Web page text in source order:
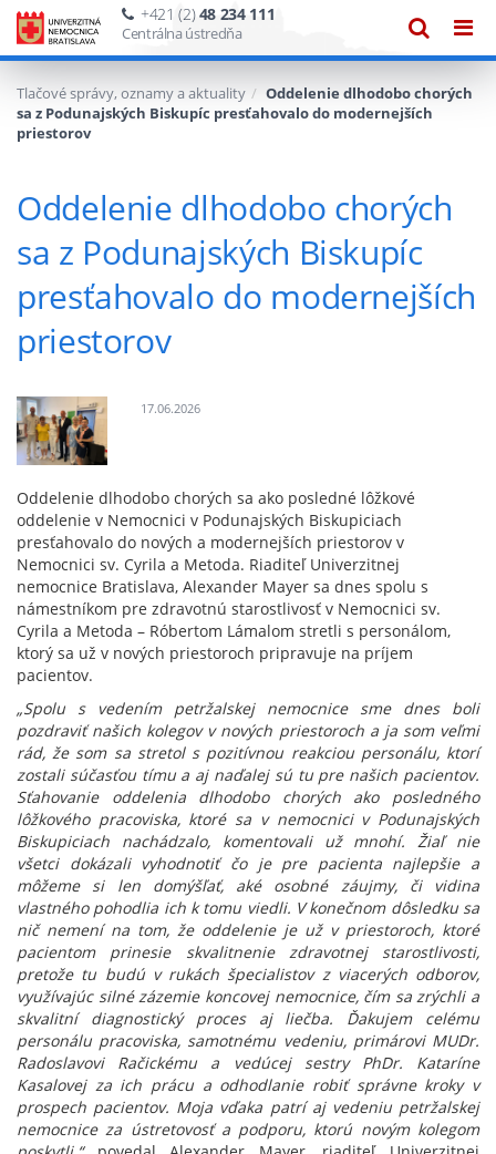
+421 (2)48 234 111
Centrálna ústredňa
Tlačové správy, oznamy a aktuality
Oddelenie dlhodobo chorých
sa z Podunajských Biskupíc presťahovalo do modernejších
priestorov
Oddelenie dlhodobo chorých
sa z Podunajských Biskupíc
presťahovalo do modernejších
priestorov
ku
správe:
Oddelenie
dlhodobo
chorých
sa
z
Podunajských
Biskupíc
do
modernejších
priestorov
17.06.2026
Oddelenie dlhodobo chorých sa ako posledné lôžkové
oddelenie v Nemocnici v Podunajských Biskupiciach
presťahovalo do nových a modernejších priestorov v
Nemocnici sv. Cyrila a Metoda. Riaditeľ Univerzitnej
nemocnice Bratislava, Alexander Mayer sa dnes spolu s
námestníkom pre zdravotnú starostlivosť v Nemocnici sv.
Cyrila a Metoda – Róbertom Lámalom stretli s personálom,
ktorý sa už v nových priestoroch pripravuje na príjem
pacientov.
„Spolu s vedením petržalskej nemocnice sme dnes boli
pozdraviť našich kolegov v nových priestoroch a ja som veľmi
rád, že som sa stretol s pozitívnou reakciou personálu, ktorí
zostali súčasťou tímu a aj naďalej sú tu pre našich pacientov.
Sťahovanie oddelenia dlhodobo chorých ako posledného
lôžkového pracoviska, ktoré sa v nemocnici v Podunajských
Biskupiciach nachádzalo, komentovali už mnohí. Žiaľ nie
všetci dokázali vyhodnotiť čo je pre pacienta najlepšie a
môžeme si len domýšľať, aké osobné záujmy, či vidina
vlastného pohodlia ich k tomu viedli. V konečnom dôsledku sa
nič nemení na tom, že oddelenie je už v priestoroch, ktoré
pacientom prinesie skvalitnenie zdravotnej starostlivosti,
pretože tu budú v rukách špecialistov z viacerých odborov,
využívajúc silné zázemie koncovej nemocnice, čím sa zrýchli a
skvalitní diagnostický proces aj liečba. Ďakujem celému
personálu pracoviska, samotnému vedeniu, primárovi MUDr.
Radoslavovi Račickému a vedúcej sestry PhDr. Kataríne
Kasalovej za ich prácu a odhodlanie robiť správne kroky v
prospech pacientov. Moja vďaka patrí aj vedeniu petržalskej
nemocnice za ústretovosť a podporu, ktorú novým kolegom